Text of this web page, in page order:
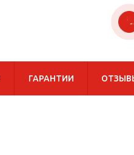
ГАРАНТИИ